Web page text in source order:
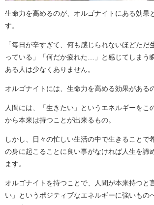
生命力を高めるのが、オルゴナイトにある効果
す。
「毎日が辛すぎて、何も感じられないほどただ
っている」「何だか疲れた…」と感じてしまう
ある人は少なくありません。
オルゴナイトには、生命力を高める効果がある
人間には、「生きたい」というエネルギーをこ
から本来は持つことが出来るもの。
しかし、日々の忙しい生活の中で生きることで
の身に起こることに良い事がなければ人生を諦
ます。
オルゴナイトを持つことで、人間が本来持つと
い」というポジティブなエネルギーに強いもの